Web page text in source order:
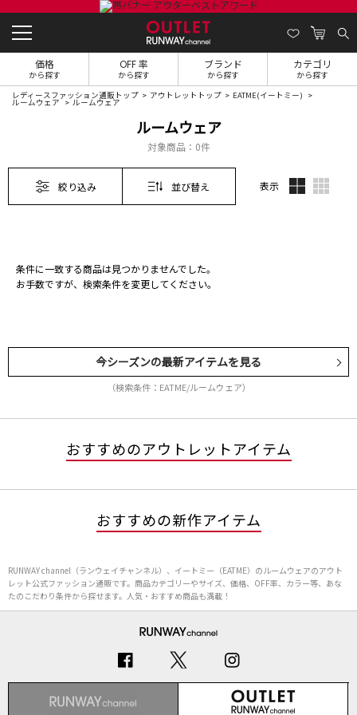
価格
から探す
OFF 率
から探す
ブランド
から探す
カテゴリ
から探す
レディースファッション通販トップ アウトレットトップ EATME(イートミー)
ルームウェア ルームウェア
ルームウェア
対象商品： 0件
絞り込み 並び替え 表示
条件に一致する商品は見つかりませんでした。
お手数ですが、検索条件を変更してください。
今シーズンの最新アイテムを見る
（検索条件：EATME/ルームウェア）
おすすめのアウトレットアイテム
おすすめの新作アイテム
RUNWAY channel（ランウェイチャンネル）、イートミー（EATME）のルームウェアのアウト
レット公式ファッション通販です。商品カテゴリーやサイズ、価格、OFF率、カラー等、あな
たのこだわり条件から探せます。人気・おすすめ商品も満載！